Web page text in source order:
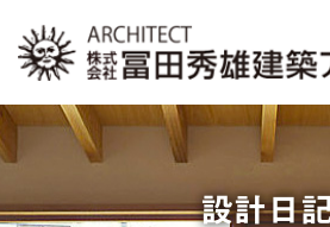
設計日